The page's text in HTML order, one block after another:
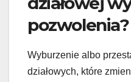
pozwolenia?
Wyburzenie albo
działowych, które